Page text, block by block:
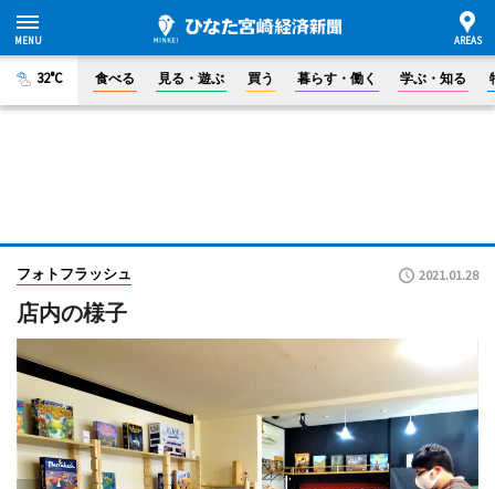
32°C 食べる 見る・遊ぶ 買う 暮らす・働く 学ぶ・知る
フォトフラッシュ 2021.01.28
店内の様子